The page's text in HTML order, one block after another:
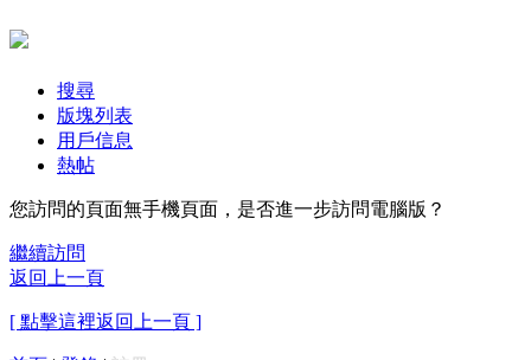
搜尋
版塊列表
用戶信息
熱帖
您訪問的頁面無手機頁面，是否進一步訪問電腦版？
繼續訪問
返回上一頁
[ 點擊這裡返回上一頁 ]